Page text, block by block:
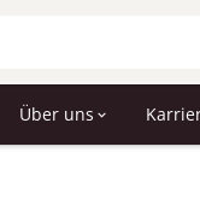
Über uns